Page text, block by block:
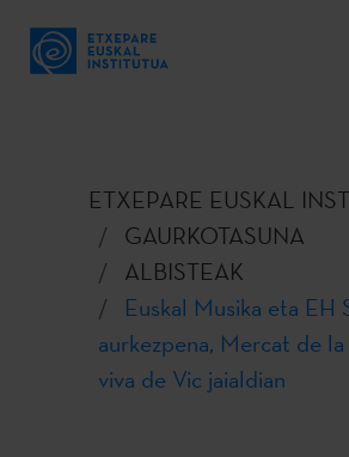
ETXEPARE EUSKAL
GAURKOTASUNA
ALBISTEAK
Euskal Musika eta EH
aurkezpena, Mercat de
viva de Vic jaialdian